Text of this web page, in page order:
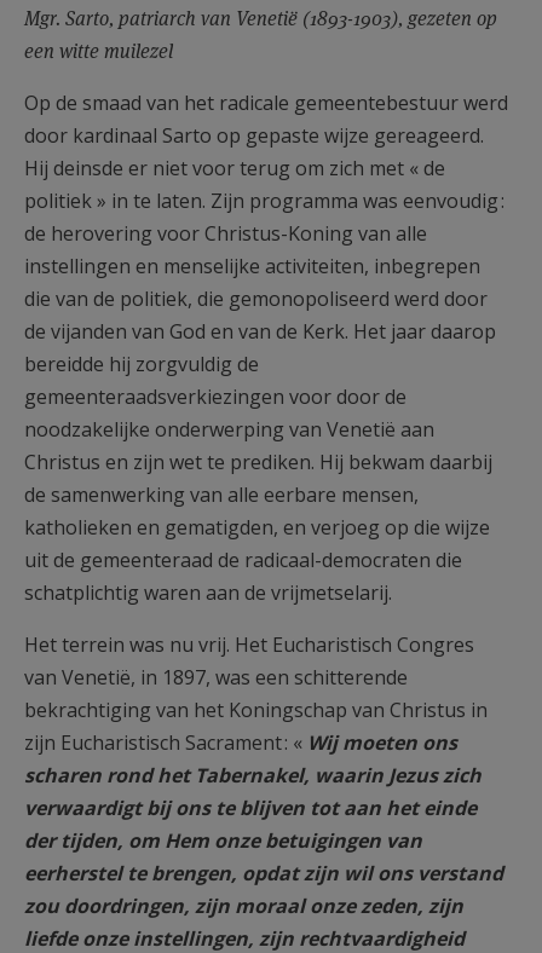
Mgr. Sarto, patriarch van Venetië (1893-1903), gezeten op
een witte muilezel
Op de smaad van het radicale gemeentebestuur werd
door kardinaal Sarto op gepaste wijze gereageerd.
Hij deinsde er niet voor terug om zich met « de
politiek » in te laten. Zijn programma was eenvoudig :
de herovering voor Christus-Koning van alle
instellingen en menselijke activiteiten, inbegrepen
die van de politiek, die gemonopoliseerd werd door
de vijanden van God en van de Kerk. Het jaar daarop
bereidde hij zorgvuldig de
gemeenteraadsverkiezingen voor door de
noodzakelijke onderwerping van Venetië aan
Christus en zijn wet te prediken. Hij bekwam daarbij
de samenwerking van alle eerbare mensen,
katholieken en gematigden, en verjoeg op die wijze
uit de gemeenteraad de radicaal-democraten die
schatplichtig waren aan de vrijmetselarij.
Het terrein was nu vrij. Het Eucharistisch Congres
van Venetië, in 1897, was een schitterende
bekrachtiging van het Koningschap van Christus in
zijn Eucharistisch Sacrament : « Wij moeten ons
scharen rond het Tabernakel, waarin Jezus zich
verwaardigt bij ons te blijven tot aan het einde
der tijden, om Hem onze betuigingen van
eerherstel te brengen, opdat zijn wil ons verstand
zou doordringen, zijn moraal onze zeden, zijn
liefde onze instellingen, zijn rechtvaardigheid